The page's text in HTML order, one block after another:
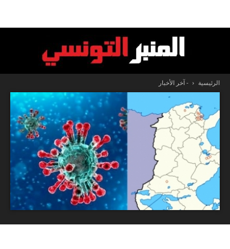
المنبر
التونسي
الرئيسية - آخر الأخبار